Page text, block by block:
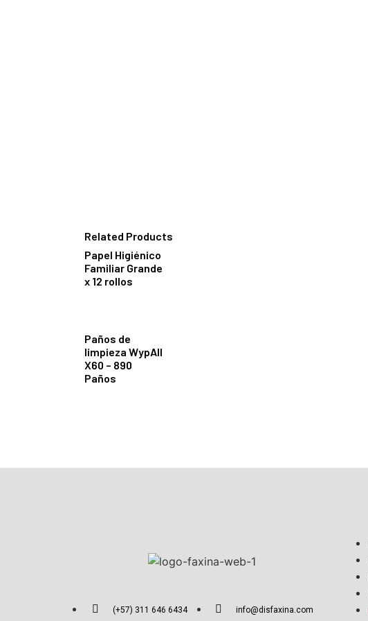
Related Products
Papel Higiénico
Familiar Grande
x 12 rollos
Paños de
limpieza WypAll
X60 – 890
Paños
(+57) 311 646 6434 info@disfaxina.com